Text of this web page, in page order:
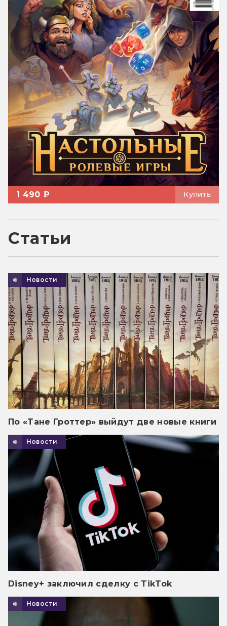
1 490 ₽ Купить
Статьи
Новости
По «Тане Гроттер» выйдут две новые книги
Новости
Disney+ заключил сделку с TikTok
Новости